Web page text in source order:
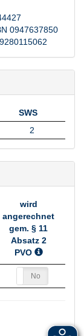
0947637850
SWS
SWS
2
wird
angerechnet
gem. § 11
Absatz 2
PVO
wird
angerechnet
No